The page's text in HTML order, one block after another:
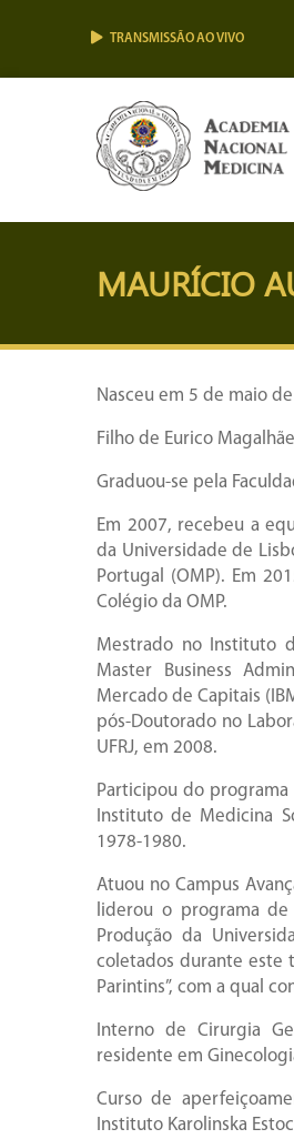
TRANSMISSÃO AO VIVO
MAURÍCIO
Nasceu em 5 de maio
Filho de Eurico
Graduou-se pela
Em 2007, recebeu a
da Universidade de
Portugal (OMP). Em
Colégio da OMP.
Mestrado no Instituto
Master Business
Mercado de Capitais
pós-Doutorado no
UFRJ, em 2008.
Participou do programa
Instituto de Medicina
1978-1980.
Atuou no Campus
liderou o programa
Produção da
coletados durante este
Parintins”, com a qual
Interno de Cirurgia
residente em
Curso de
Instituto Karolinska